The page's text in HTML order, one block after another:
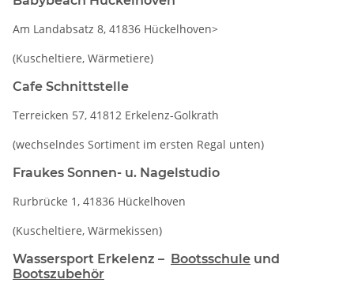
Am Landabsatz 8, 41836 Hückelhoven>
(Kuscheltiere, Wärmetiere)
Cafe Schnittstelle
Terreicken 57, 41812 Erkelenz-Golkrath
(wechselndes Sortiment im ersten Regal unten)
Fraukes Sonnen- u. Nagelstudio
Rurbrücke 1, 41836 Hückelhoven
(Kuscheltiere, Wärmekissen)
Wassersport Erkelenz – Bootsschule und
Bootszubehör